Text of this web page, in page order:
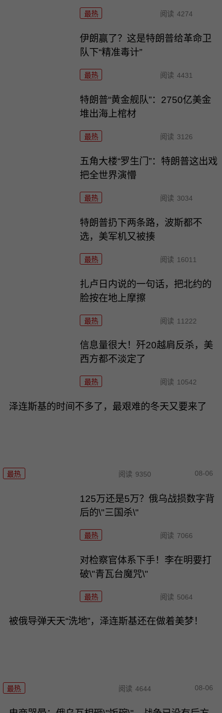
最热 阅读 4274
伊朗赢了？这是特朗普给革命卫
队下“精准毒计”
最热 阅读 4431
特朗普“黄金舰队”：2750亿美金
堆出海上棺材
最热 阅读 3126
五角大楼“罗生门”：特朗普这出戏
把全世界演懵
最热 阅读 3034
特朗普扔下两条路，波斯都不
选，美军机又被揍
最热 阅读 16011
扎卢日内说的一句话，把北约的
脸按在地上摩擦
最热 阅读 11222
信息量很大！歼20越肩反杀，美
西方都不淡定了
最热 阅读 10542
泽连斯基的时间不多了，最艰难的冬天又要来了
最热 阅读 9350 08-06
125万还是5万？俄乌战损数字背
后的\"三国杀\"
最热 阅读 7066
对检察官体系下手！李在明要打
破\"青瓦台魔咒\"
最热 阅读 5064
被俄导弹天天“洗地”，泽连斯基还在做着美梦！
最热 阅读 4644 08-06